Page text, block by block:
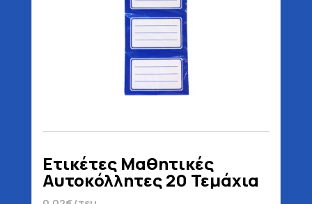
Ετικέτες Μαθητικές
Αυτοκόλλητες 20 Τεμάχια